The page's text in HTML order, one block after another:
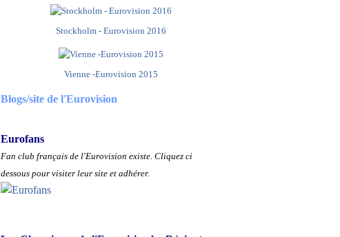
Stockholm - Eurovision 2016
Vienne -Eurovision 2015
Blogs/site de l'Eurovision
Eurofans
Fan club français de l'Eurovision existe. Cliquez ci
dessous pour visiter leur site et adhérer.